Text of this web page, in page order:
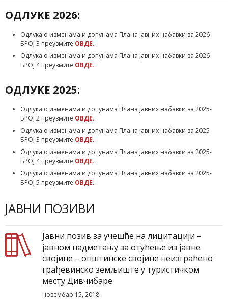
ОДЛУКЕ 2026:
Одлука о изменама и допунама Плана јавних набавки за 2026-
БРОЈ 3 преузмите ОВДЕ.
Одлука о изменама и допунама Плана јавних набавки за 2026-
БРОЈ 4 преузмите ОВДЕ.
ОДЛУКЕ 2025:
Одлука о изменама и допунама Плана јавних набавки за 2025-
БРОЈ 2 преузмите ОВДЕ.
Одлука о изменама и допунама Плана јавних набавки за 2025-
БРОЈ 3 преузмите ОВДЕ.
Одлука о изменама и допунама Плана јавних набавки за 2025-
БРОЈ 4 преузмите ОВДЕ.
Одлука о изменама и допунама Плана јавних набавки за 2025-
БРОЈ 5 преузмите ОВДЕ.
ЈАВНИ ПОЗИВИ
Јавни позив за учешће на лицитацији –
јавном надметању за отућење из јавне
својине – општинске својине неизграћено
грађевинско земљиште у туристичком
месту Дивчибаре
новембар 15, 2018